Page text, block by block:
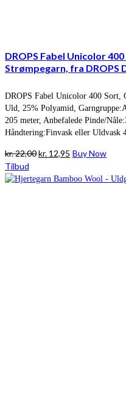
DROPS Fabel Unicolor
Strømpegarn, fra DROPS
DROPS Fabel Unicolor 400 Sort,
Uld, 25% Polyamid,
205 meter, Anbefalede Pinde/
Håndtering:Finvask eller Uldvask
kr.22,00Den
pris
kr. 12,95 Den
pris
Buy Now
Tilbud